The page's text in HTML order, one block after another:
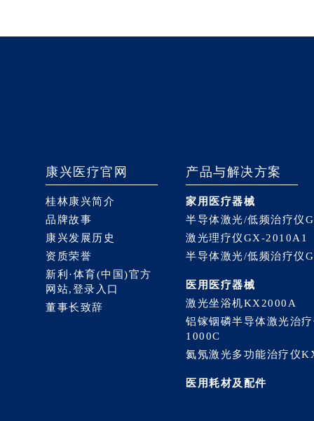
康兴医疗官网
桂林康兴简介
品牌故事
康兴发展历史
资质荣誉
新利·体育(中国)官方
网站,登录入口
董事长致辞
产品与解决方案
家用医疗器械
半导体激光/低频治疗仪
激光理疗仪GX-2010A1
半导体激光/低频治疗仪
医用医疗器械
激光坐浴机KX2000A
铝镓铟磷半导体激光治
1000C
氦氖激光多功能治疗仪
医用耗材及配件